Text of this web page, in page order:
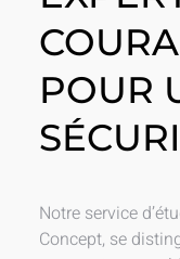
POUR
Notre service
Concept, se